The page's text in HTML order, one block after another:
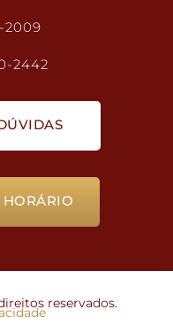
2009
2442
HORÁRIO
reservados.